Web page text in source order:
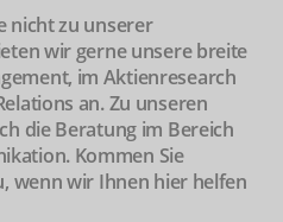
nicht zu unserer
wir gerne unsere breite
im Aktienresearch
an. Zu unseren
die Beratung im Bereich
Kommen Sie
wenn wir Ihnen hier helfen